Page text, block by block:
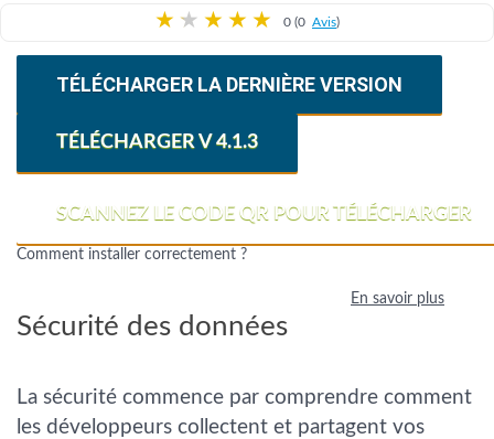
★ ★ ★ ★ ★ 0 (0 Avis)
TÉLÉCHARGER LA DERNIÈRE VERSION
TÉLÉCHARGER V 4.1.3
SCANNEZ LE CODE QR POUR TÉLÉCHARGER
Comment installer correctement ?
Sécurité des données
En savoir plus
La sécurité commence par comprendre comment
les développeurs collectent et partagent vos